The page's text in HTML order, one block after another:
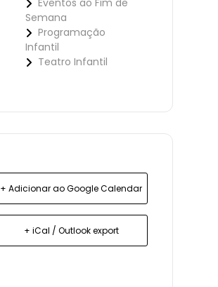
Eventos ao Fim de
Semana
Programação
Infantil
Teatro Infantil
+ Adicionar ao Google Calendar
+ iCal / Outlook export